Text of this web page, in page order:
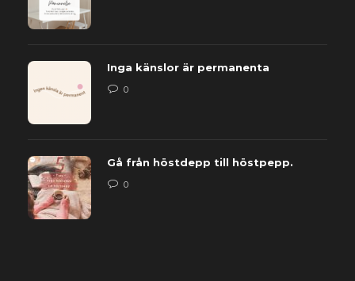
Inga känslor är permanenta
0
Gå från höstdepp till höstpepp.
0